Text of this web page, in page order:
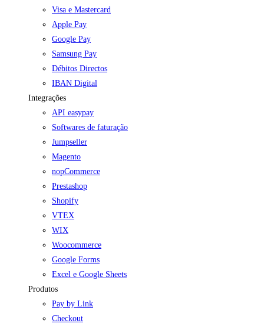
Visa e Mastercard
Apple Pay
Google Pay
Samsung Pay
Débitos Directos
IBAN Digital
Integrações
API easypay
Softwares de faturação
Jumpseller
Magento
nopCommerce
Prestashop
Shopify
VTEX
WIX
Woocommerce
Google Forms
Excel e Google Sheets
Produtos
Pay by Link
Checkout